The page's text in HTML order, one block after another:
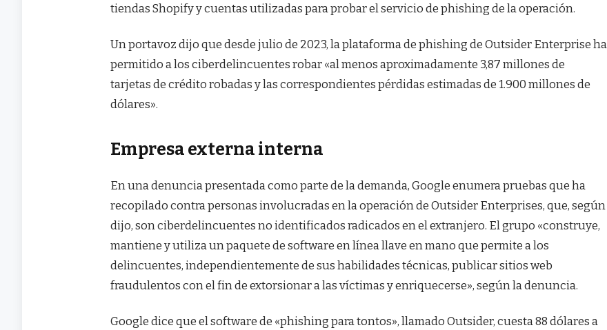
tiendas Shopify y cuentas utilizadas para probar el servicio de phishing de la operación.
Un portavoz dijo que desde julio de 2023, la plataforma de phishing de Outsider Enterprise ha
permitido a los ciberdelincuentes robar «al menos aproximadamente 3,87 millones de
tarjetas de crédito robadas y las correspondientes pérdidas estimadas de 1.900 millones de
dólares».
Empresa externa interna
En una denuncia presentada como parte de la demanda, Google enumera pruebas que ha
recopilado contra personas involucradas en la operación de Outsider Enterprises, que, según
dijo, son ciberdelincuentes no identificados radicados en el extranjero. El grupo «construye,
mantiene y utiliza un paquete de software en línea llave en mano que permite a los
delincuentes, independientemente de sus habilidades técnicas, publicar sitios web
fraudulentos con el fin de extorsionar a las víctimas y enriquecerse», según la denuncia.
Google dice que el software de «phishing para tontos», llamado Outsider, cuesta 88 dólares a